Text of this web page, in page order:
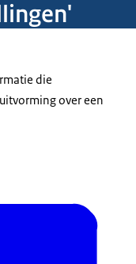
die
over een